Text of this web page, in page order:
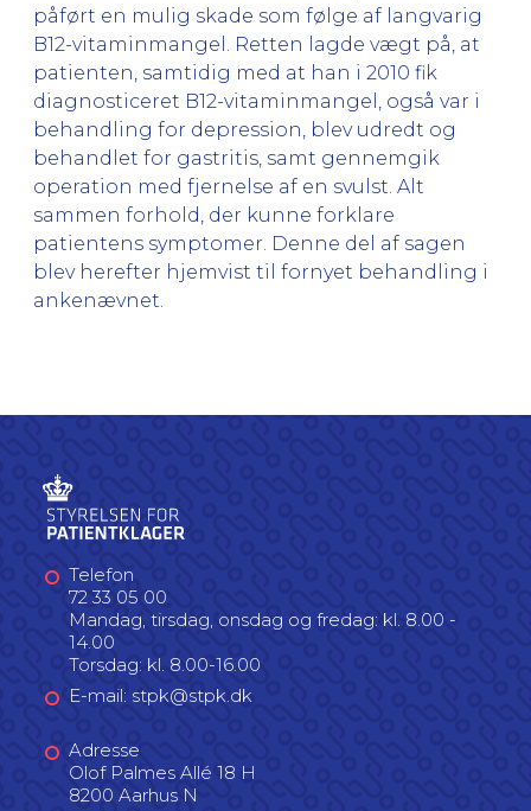
påført en mulig skade som følge af langvarig
B12-vitaminmangel. Retten lagde vægt på, at
patienten, samtidig med at han i 2010 fik
diagnosticeret B12-vitaminmangel, også var i
behandling for depression, blev udredt og
behandlet for gastritis, samt gennemgik
operation med fjernelse af en svulst. Alt
sammen forhold, der kunne forklare
patientens symptomer. Denne del af sagen
blev herefter hjemvist til fornyet behandling i
ankenævnet.
Telefon
72 33 05 00
Mandag, tirsdag, onsdag og fredag: kl. 8.00 -
14.00
Torsdag: kl. 8.00-16.00
E-mail: stpk@stpk.dk
Adresse
Olof Palmes Allé 18 H
8200 Aarhus N